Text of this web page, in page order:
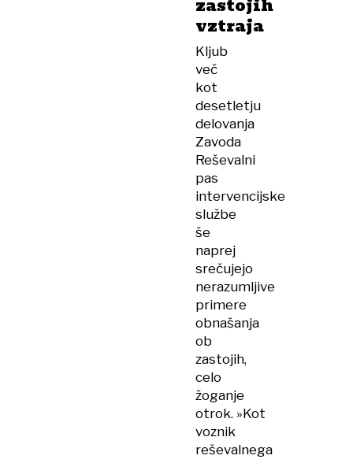
vanje
trčil
na
strani
avtoceste
zastojih
vztraja
Kljub
več
kot
desetletju
delovanja
Zavoda
Reševalni
pas
intervencijske
službe
še
naprej
srečujejo
nerazumljive
primere
obnašanja
ob
zastojih,
celo
žoganje
otrok. »Kot
voznik
reševalnega